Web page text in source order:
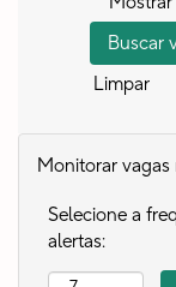
Limpar
Monitorar vagas
Selecione a
alertas: